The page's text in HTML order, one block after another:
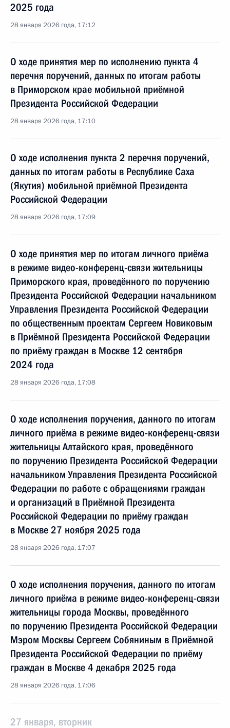
2025 года
28 января 2026 года, 17:12
О ходе принятия мер по исполнению пункта 4
перечня поручений, данных по итогам работы
в Приморском крае мобильной приёмной
Президента Российской Федерации
28 января 2026 года, 17:10
О ходе исполнения пункта 2 перечня поручений,
данных по итогам работы в Республике Саха
(Якутия) мобильной приёмной Президента
Российской Федерации
28 января 2026 года, 17:09
О ходе принятия мер по итогам личного приёма
в режиме видео-конференц-связи жительницы
Приморского края, проведённого по поручению
Президента Российской Федерации начальником
Управления Президента Российской Федерации
по общественным проектам Сергеем Новиковым
в Приёмной Президента Российской Федерации
по приёму граждан в Москве 12 сентября
2024 года
28 января 2026 года, 17:08
О ходе исполнения поручения, данного по итогам
личного приёма в режиме видео-конференц-связи
жительницы Алтайского края, проведённого
по поручению Президента Российской Федерации
начальником Управления Президента Российской
Федерации по работе с обращениями граждан
и организаций в Приёмной Президента
Российской Федерации по приёму граждан
в Москве 27 ноября 2025 года
28 января 2026 года, 17:07
О ходе исполнения поручения, данного по итогам
личного приёма в режиме видео-конференц-связи
жительницы города Москвы, проведённого
по поручению Президента Российской Федерации
Мэром Москвы Сергеем Собяниным в Приёмной
Президента Российской Федерации по приёму
граждан в Москве 4 декабря 2025 года
28 января 2026 года, 17:06
27 января, вторник